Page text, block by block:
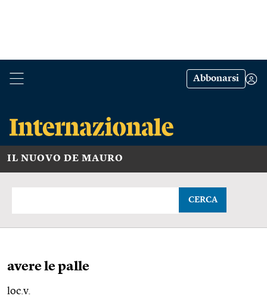
Abbonarsi
IL NUOVO DE MAURO
CERCA
avere le palle
loc.v.